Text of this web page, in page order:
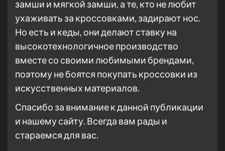
замши и мягкой замши, а те, кто не любит
ухаживать за кроссовками, задирают нос.
Но есть и кеды, они делают ставку на
высокотехнологичное производство
вместе со своими любимыми брендами,
поэтому не боятся покупать кроссовки из
искусственных материалов.
Спасибо за внимание к данной публикации
и нашему сайту. Всегда вам рады и
стараемся для вас.